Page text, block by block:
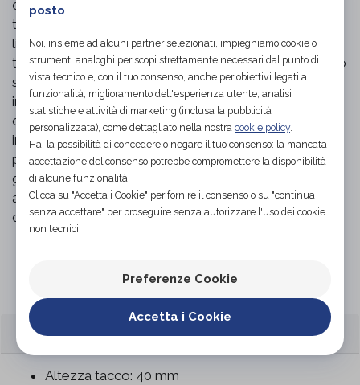
comfort e sostegno senza rinunciare allo stile. La
tomaia combina pelle scamosciata glitterata e pelle
liscia in colore nero, per un look elegante e discreto. Il
tacco di 40 mm offre una leggera altezza mantenendo
stabilità e corretta postura. La fodera in PU e il soletto
in tessuto assicurano una calzata morbida e
confortevole per tutta la giornata, mentre il plantare
interno è removibile e può essere sostituito con
plantari personalizzati. La suola in phylon e gomma
garantisce ammortizzazione, leggerezza e buona
aderenza al suolo. Calzata regular, adatta all’uso
quotidiano.
CARATTERISTICHE
Altezza tacco: 40 mm
posto
Noi, insieme ad alcuni partner selezionati, impieghiamo cookie o
strumenti analoghi per scopi strettamente necessari dal punto di
vista tecnico e, con il tuo consenso, anche per obiettivi legati a
funzionalità, miglioramento dell'esperienza utente, analisi
statistiche e attività di marketing (inclusa la pubblicità
personalizzata), come dettagliato nella nostra cookie policy.
Hai la possibilità di concedere o negare il tuo consenso: la mancata
accettazione del consenso potrebbe compromettere la disponibilità
di alcune funzionalità.
Clicca su "Accetta i Cookie" per fornire il consenso o su "continua
senza accettare" per proseguire senza autorizzare l'uso dei cookie
non tecnici.
Preferenze Cookie
Accetta i Cookie